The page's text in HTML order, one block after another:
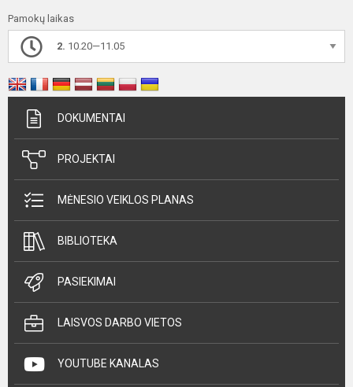
Pamokų laikas
2. 10.20—11.05
DOKUMENTAI
PROJEKTAI
MĖNESIO VEIKLOS PLANAS
BIBLIOTEKA
PASIEKIMAI
LAISVOS DARBO VIETOS
YOUTUBE KANALAS